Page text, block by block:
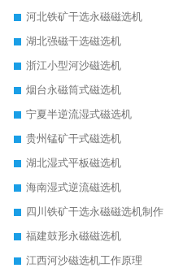
河北铁矿干选永磁磁选机
湖北强磁干选磁选机
浙江小型河沙磁选机
烟台永磁筒式磁选机
宁夏半逆流湿式磁选机
贵州锰矿干式磁选机
湖北湿式平板磁选机
海南湿式逆流磁选机
四川铁矿干选永磁磁选机制作
福建鼓形永磁磁选机
江西河沙磁选机工作原理